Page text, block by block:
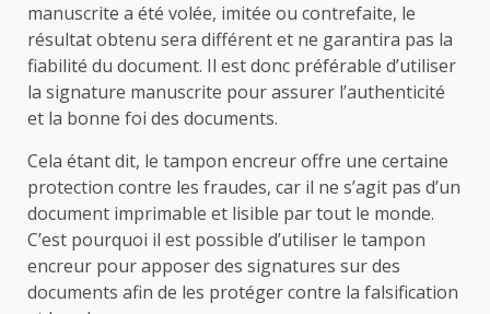
manuscrite a été volée, imitée ou contrefaite, le
résultat obtenu sera différent et ne garantira pas la
fiabilité du document. Il est donc préférable d’utiliser
la signature manuscrite pour assurer l’authenticité
et la bonne foi des documents.
Cela étant dit, le tampon encreur offre une certaine
protection contre les fraudes, car il ne s’agit pas d’un
document imprimable et lisible par tout le monde.
C’est pourquoi il est possible d’utiliser le tampon
encreur pour apposer des signatures sur des
documents afin de les protéger contre la falsification